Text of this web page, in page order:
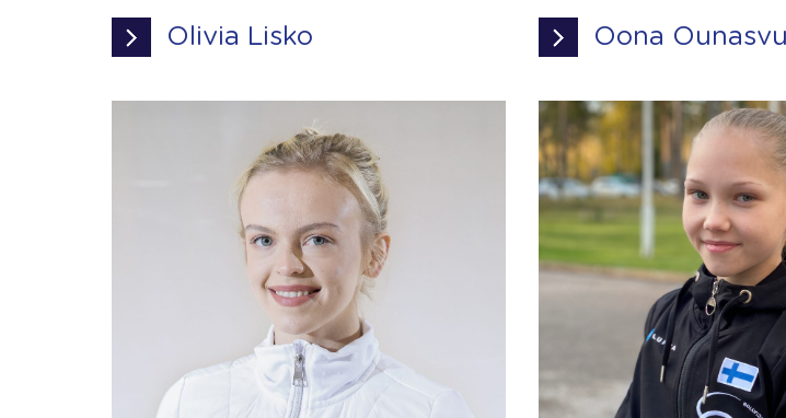
Olivia Lisko Oona